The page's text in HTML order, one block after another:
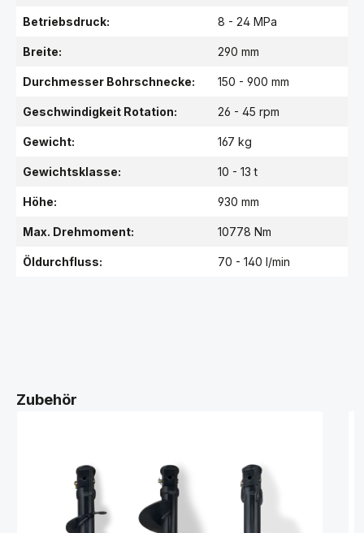
Betriebsdruck: 8 - 24 MPa
Breite: 290 mm
Durchmesser Bohrschnecke: 150 - 900 mm
Geschwindigkeit Rotation: 26 - 45 rpm
Gewicht: 167 kg
Gewichtsklasse: 10 - 13 t
Höhe: 930 mm
Max. Drehmoment: 10778 Nm
Öldurchfluss: 70 - 140 l/min
Zubehör